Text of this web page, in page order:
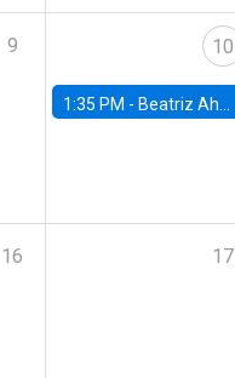
9 10
1:35 PM - Beatriz Ahumada, PhD candidate, Universidad de Pittsburgh
16 17